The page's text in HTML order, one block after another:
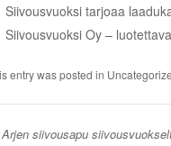
Siivousvuoksi tarjoaa
Siivousvuoksi Oy –
entry was posted in
Arjen siivousapu